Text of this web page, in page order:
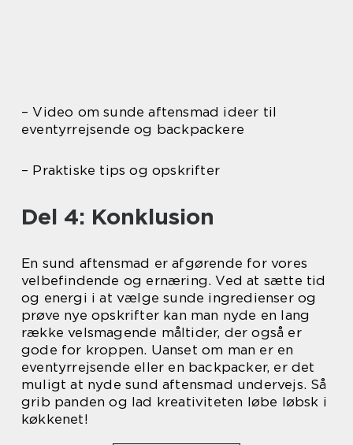
– Video om sunde aftensmad ideer til
eventyrrejsende og backpackere
– Praktiske tips og opskrifter
Del 4: Konklusion
En sund aftensmad er afgørende for vores
velbefindende og ernæring. Ved at sætte tid
og energi i at vælge sunde ingredienser og
prøve nye opskrifter kan man nyde en lang
række velsmagende måltider, der også er
gode for kroppen. Uanset om man er en
eventyrrejsende eller en backpacker, er det
muligt at nyde sund aftensmad undervejs. Så
grib panden og lad kreativiteten løbe løbsk i
køkkenet!